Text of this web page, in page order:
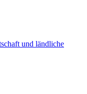
und ländliche